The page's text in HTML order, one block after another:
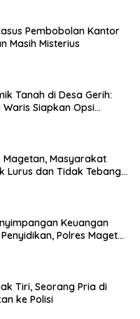
Pembobolan Kantor
Masih Misterius
Tanah di Desa Gerih:
Waris Siapkan Opsi
Magetan, Masyarakat
Lurus dan Tidak Tebang
Keuangan
Polres Magetan
Tiri, Seorang Pria di
ke Polisi